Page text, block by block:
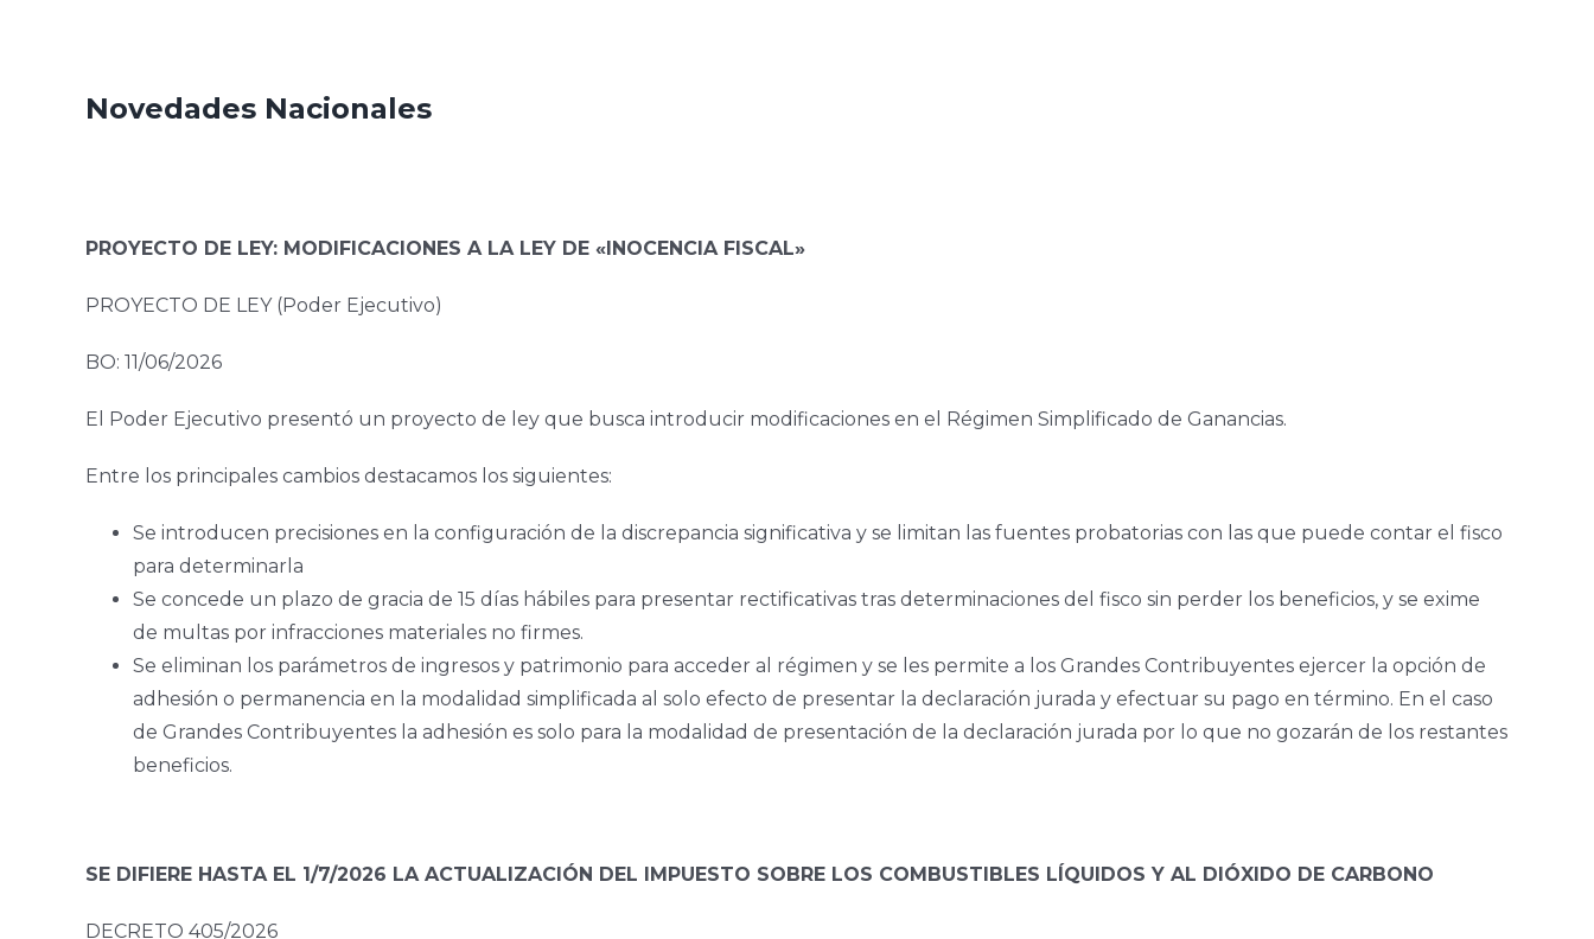
Novedades Nacionales
PROYECTO DE LEY: MODIFICACIONES A LA LEY DE «INOCENCIA FISCAL»
PROYECTO DE LEY (Poder Ejecutivo)
BO: 11/06/2026
El Poder Ejecutivo presentó un proyecto de ley que busca introducir modificaciones en el Régimen Simplificado de Ganancias.
Entre los principales cambios destacamos los siguientes:
Se introducen precisiones en la configuración de la discrepancia significativa y se limitan las fuentes probatorias con las que puede contar el fisco
para determinarla
Se concede un plazo de gracia de 15 días hábiles para presentar rectificativas tras determinaciones del fisco sin perder los beneficios, y se exime
de multas por infracciones materiales no firmes.
Se eliminan los parámetros de ingresos y patrimonio para acceder al régimen y se les permite a los Grandes Contribuyentes ejercer la opción de
adhesión o permanencia en la modalidad simplificada al solo efecto de presentar la declaración jurada y efectuar su pago en término. En el caso
de Grandes Contribuyentes la adhesión es solo para la modalidad de presentación de la declaración jurada por lo que no gozarán de los restantes
beneficios.
SE DIFIERE HASTA EL 1/7/2026 LA ACTUALIZACIÓN DEL IMPUESTO SOBRE LOS COMBUSTIBLES LÍQUIDOS Y AL DIÓXIDO DE CARBONO
DECRETO 405/2026